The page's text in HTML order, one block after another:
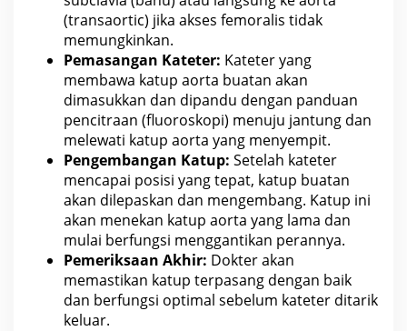
(transaortic) jika akses femoralis tidak
memungkinkan.
Pemasangan Kateter: Kateter yang
membawa katup aorta buatan akan
dimasukkan dan dipandu dengan panduan
pencitraan (fluoroskopi) menuju jantung dan
melewati katup aorta yang menyempit.
Pengembangan Katup: Setelah kateter
mencapai posisi yang tepat, katup buatan
akan dilepaskan dan mengembang. Katup ini
akan menekan katup aorta yang lama dan
mulai berfungsi menggantikan perannya.
Pemeriksaan Akhir: Dokterakan
memastikan katup terpasang dengan baik
dan berfungsi optimal sebelum kateter ditarik
keluar.